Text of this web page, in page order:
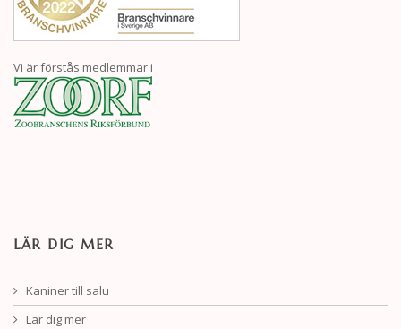
Vi är förstås medlemmar i
LÄR DIG MER
Kaniner till salu
Lär dig mer